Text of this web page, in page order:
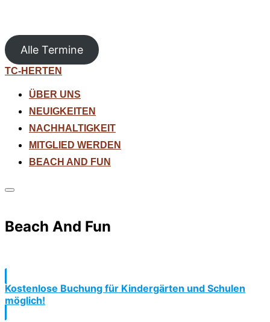
Alle Termine
Zum
springen
TC-HERTEN
ÜBER UNS
NEUIGKEITEN
NACHHALTIGKEIT
MITGLIED WERDEN
BEACH AND FUN
Seitenleiste
umschalten
Beach And Fun
Kostenlose Buchung für Kindergärten und Schulen
möglich!